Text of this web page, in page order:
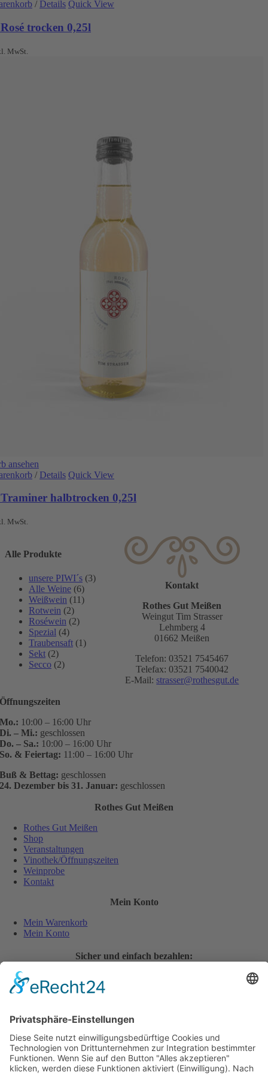
/ Details Quick View
trocken 0,25l
MwSt.
ansehen
/ Details Quick View
halbtrocken 0,25l
MwSt.
Alle Produkte
unsere PIWI´s (3)
Alle Weine (6)
Weißwein (11)
Rotwein (2)
Roséwein (2)
Spezial (4)
Traubensaft (1)
Sekt (2)
Secco (2)
Kontakt
Rothes Gut Meißen
Weingut Tim Strasser
Lehmberg 4
01662 Meißen
Telefon: 03521 7545467
Telefax: 03521 7540042
E-Mail:strasser@rothesgut.de
Öffnungszeiten
Mo.: 10:00 – 16:00 Uhr
Di. – Mi.: geschlossen
Do. – Sa.: 10:00 – 16:00 Uhr
So. & Feiertag: 11:00 – 16:00 Uhr
Buß & Bettag: geschlossen
24. Dezember bis 31. Januar: geschlossen
Rothes Gut Meißen
Rothes Gut Meißen
Shop
Veranstaltungen
Vinothek/Öffnungszeiten
Weinprobe
Kontakt
Mein Konto
Mein Warenkorb
Mein Konto
Sicher und einfach bezahlen:
Jugendschutz